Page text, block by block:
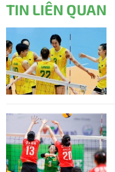
TIN LIÊN QUAN